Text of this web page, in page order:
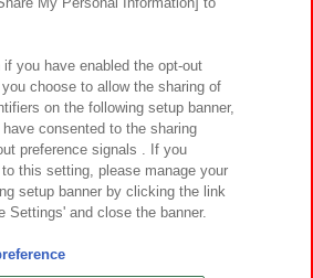
ともに
応方針 よくあるご質問・お問い合わせ
Namco Amusement Inc.
Namco Amusement Lab Inc.
you have enabled the opt-out
choose to allow the sharing of
on the following setup banner,
consented to the sharing
preference signals . If you
this setting, please manage your
setup banner by clicking the link
Settings' and close the banner.